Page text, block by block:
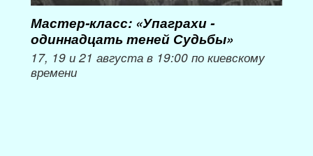
Мастер-класс: «Упаграхи -
одиннадцать теней Судьбы»
17, 19 и 21 августа в 19:00 по киевскому
времени